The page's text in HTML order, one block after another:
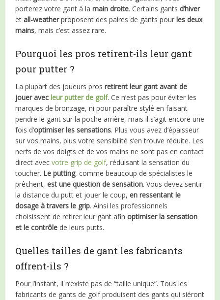
porterez votre gant à lamain droite. Certains gantsd’hiver
etall-weatherproposent des paires de gants pour les deux
mains, mais c’est assez rare.
Pourquoi les pros retirent-ils leur gant
pour putter ?
La plupart des joueurs prosretirent leur gant avant de
jouer avec leur putter de golf. Ce n’est pas pour éviter les
marques de bronzage, ni pour paraître stylé en faisant
pendre le gant sur la poche arrière, mais il s’agit encore une
fois d’optimiser les sensations. Plus vous avez d’épaisseur
sur vos mains, plus votre sensibilité s’en trouve réduite. Les
nerfs de vos doigts et de vos mains ne sont pas en contact
direct avecvotre grip de golf, réduisant la sensation du
toucher. Le putting, comme beaucoup de spécialistes le
prêchent,est une question de sensation. Vous devez sentir
la distance du putt et jouer le coup,en ressentant le
dosage à travers le grip. Ainsi les professionnels
choisissent de retirer leur gant afinoptimiser la sensation
et le contrôle de leurs putts.
Quelles tailles de gant les fabricants
offrent-ils ?
Pour l’instant, il n’existe pas de “taille unique”. Tous les
fabricants de gants de golf produisent des gants qui siéront